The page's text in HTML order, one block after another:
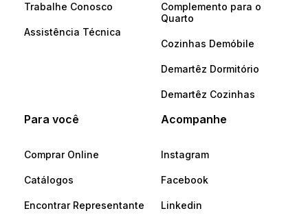
Trabalhe Conosco
Assistência Técnica
Complemento para o
Quarto
Cozinhas Demóbile
Demartêz Dormitório
Demartêz Cozinhas
Para você
Comprar Online
Catálogos
Encontrar Representante
Acompanhe
Instagram
Facebook
Linkedin